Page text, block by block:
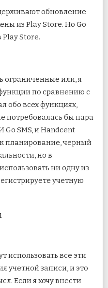
обновление
из Play Store. Но Go
Play Store.
ограниченные или, я
по сравнению с
обо всех функциях,
потребовалась бы пара
Go SMS, и Handcent
планирование, черный
но в
ни одну из
учетную
использовать все эти
учетной записи, и это
Если я хочу внести